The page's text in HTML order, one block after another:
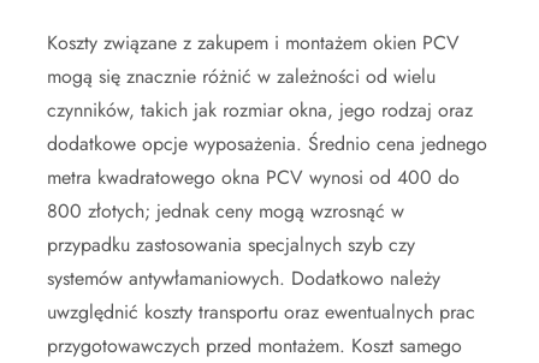
Koszty związane z zakupem i montażem okien PCV
mogą się znacznie różnić w zależności od wielu
czynników, takich jak rozmiar okna, jego rodzaj oraz
dodatkowe opcje wyposażenia. Średnio cena jednego
metra kwadratowego okna PCV wynosi od 400 do
800 złotych; jednak ceny mogą wzrosnąć w
przypadku zastosowania specjalnych szyb czy
systemów antywłamaniowych. Dodatkowo należy
uwzględnić koszty transportu oraz ewentualnych prac
przygotowawczych przed montażem. Koszt samego